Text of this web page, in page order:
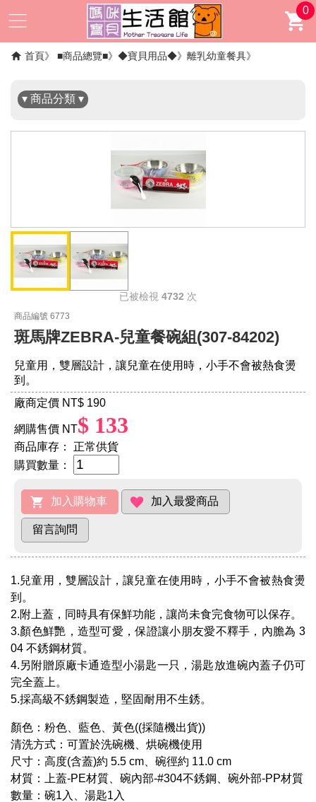
0
首頁 ■商品總覽■ ◆寶貝用品◆ 離乳幼童餐具
▾ 商品分類 ▾
✖
已被檢視 4732 次
商品編號 6773
斑馬牌ZEBRA-兒童餐碗組(307-84202)
兒童用，雙層設計，讓兒童在使用時，小手不會被熱食燙
到。
廠商定價 NT$ 190
網購售價 NT$ 133
商品庫存：
正常供貨
購買數量：
1.兒童用，雙層設計，讓兒童在使用時，小手不會被熱食燙
到。
2.附上蓋，同時具有保鮮功能，讓尚未食完食物可以保存。
3.顏色鮮艷，造型可愛，保證讓小朋友愛不釋手，內膽為 3
04 不銹鋼材質。
4.另附贈原廠卡通造型小湯匙一只，湯匙放進碗內蓋子仍可
完全蓋上。
5.採高級不銹鋼製造，堅固耐用不生銹。
顏色：粉色、藍色、黃色((採隨機出貨))
清洗方式：可置於洗碗機、烘碗機使用
尺寸：高度(含蓋)約 5.5 cm、碗徑約 11.0 cm
材質：上蓋-PE材質、碗內部-#304不銹鋼、碗外部-PP材質
數量：碗1入、湯匙1入